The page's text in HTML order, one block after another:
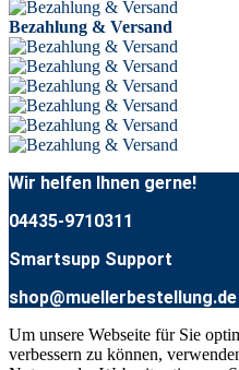
Bezahlung & Versand
Wir helfen Ihnen gerne!
04435-9710311
Smartsupp Support
shop@muellerbestellung.de
Um unsere Webseite für Sie
verbessern zu können,